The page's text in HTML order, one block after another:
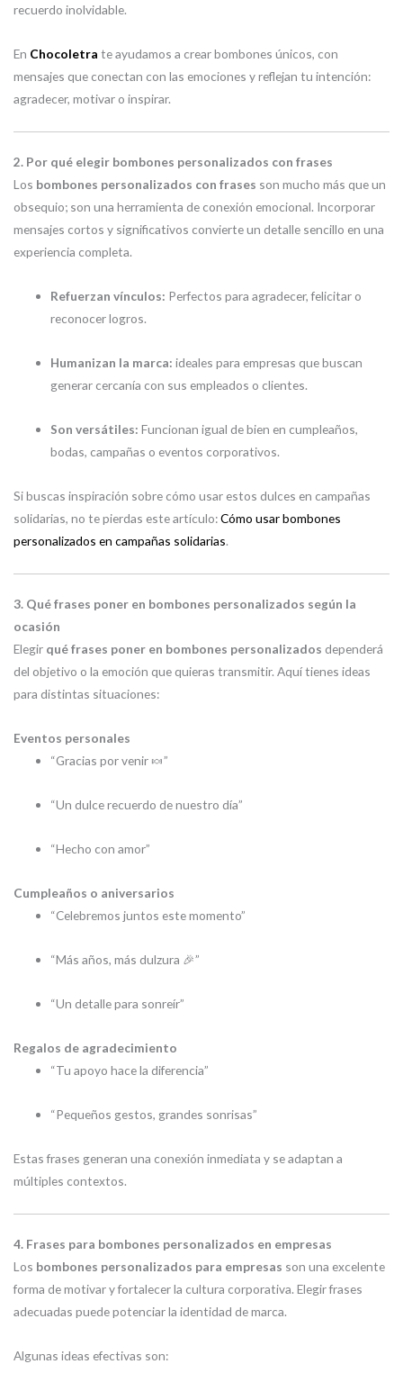
recuerdo inolvidable.
En Chocoletra te ayudamos a crear bombones únicos, con
mensajes que conectan con las emociones y reflejan tu intención:
agradecer, motivar o inspirar.
2. Por qué elegir bombones personalizados con frases
Los bombones personalizados con frases son mucho más que un
obsequio; son una herramienta de conexión emocional. Incorporar
mensajes cortos y significativos convierte un detalle sencillo en una
experiencia completa.
Refuerzan vínculos: Perfectos para agradecer, felicitar o
reconocer logros.
Humanizan la marca: ideales para empresas que buscan
generar cercanía con sus empleados o clientes.
Son versátiles: Funcionan igual de bien en cumpleaños,
bodas, campañas o eventos corporativos.
Si buscas inspiración sobre cómo usar estos dulces en campañas
solidarias, no te pierdas este artículo:Cómo usar bombones
personalizados en campañas solidarias.
3. Qué frases poner en bombones personalizados según la
ocasión
Elegir qué frases poner en bombones personalizados dependerá
del objetivo o la emoción que quieras transmitir. Aquí tienes ideas
para distintas situaciones:
Eventos personales
“Gracias por venir 🍬”
“Un dulce recuerdo de nuestro día”
“Hecho con amor”
Cumpleaños o aniversarios
“Celebremos juntos este momento”
“Más años, más dulzura 🎉”
“Un detalle para sonreír”
Regalos de agradecimiento
“Tu apoyo hace la diferencia”
“Pequeños gestos, grandes sonrisas”
Estas frases generan una conexión inmediata y se adaptan a
múltiples contextos.
4. Frases para bombones personalizados en empresas
Los bombones personalizados para empresas son una excelente
forma de motivar y fortalecer la cultura corporativa. Elegir frases
adecuadas puede potenciar la identidad de marca.
Algunas ideas efectivas son: